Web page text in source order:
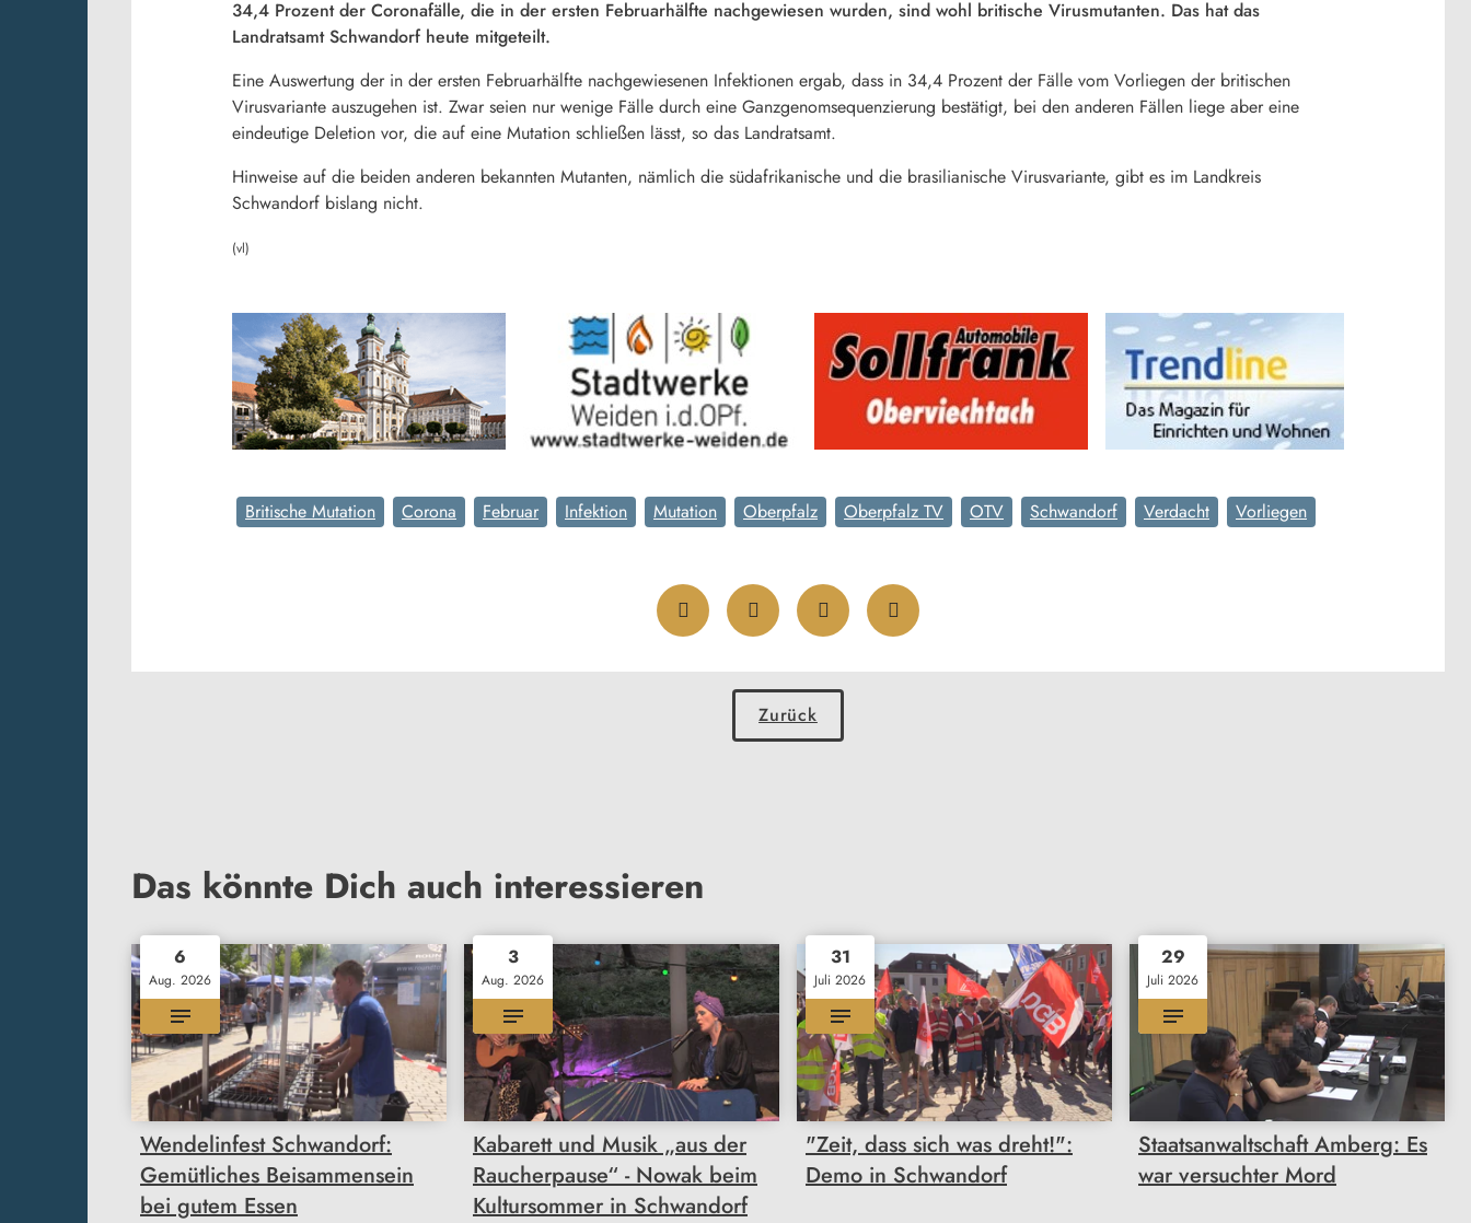
34,4 Prozent der Coronafälle, die in der ersten Februarhälfte nachgewiesen wurden, sind wohl britische Virusmutanten. Das hat das
Landratsamt Schwandorf heute mitgeteilt.
Eine Auswertung der in der ersten Februarhälfte nachgewiesenen Infektionen ergab, dass in 34,4 Prozent der Fälle vom Vorliegen der britischen
Virusvariante auszugehen ist. Zwar seien nur wenige Fälle durch eine Ganzgenomsequenzierung bestätigt, bei den anderen Fällen liege aber eine
eindeutige Deletion vor, die auf eine Mutation schließen lässt, so das Landratsamt.
Hinweise auf die beiden anderen bekannten Mutanten, nämlich die südafrikanische und die brasilianische Virusvariante, gibt es im Landkreis
Schwandorf bislang nicht.
(vl)
Britische Mutation Corona Februar Infektion Mutation Oberpfalz Oberpfalz TV OTV Schwandorf Verdacht Vorliegen
Zurück
Das könnte Dich auch interessieren
6
Aug. 2026
Wendelinfest Schwandorf:
Gemütliches Beisammensein
bei gutem Essen
3
Aug. 2026
Kabarett und Musik „aus der
Raucherpause“ - Nowak beim
Kultursommer in Schwandorf
31
Juli 2026
"Zeit, dass sich was dreht!":
Demo in Schwandorf
29
Juli 2026
Staatsanwaltschaft Amberg: Es
war versuchter Mord